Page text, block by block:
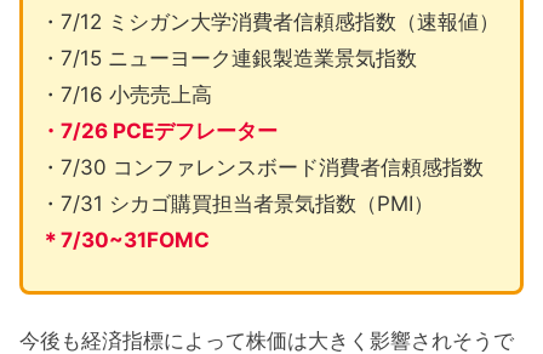
・7/12 ミシガン大学消費者信頼感指数（速報値）
・7/15 ニューヨーク連銀製造業景気指数
・7/16 小売売上高
・7/26 PCEデフレーター
・7/30 コンファレンスボード消費者信頼感指数
・7/31 シカゴ購買担当者景気指数（PMI）
＊7/30~31FOMC
今後も経済指標によって株価は大きく影響されそうで